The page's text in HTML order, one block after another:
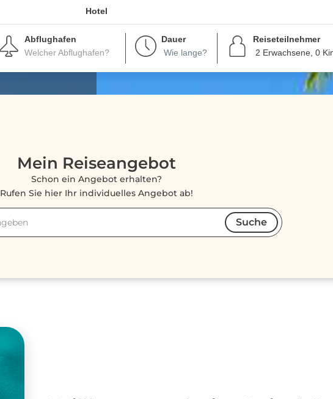
Hotel
Abflughafen
Welcher Abflughafen?
Dauer Reiseteilnehmer
Mein Reiseangebot
Schon ein Angebot erhalten?
Rufen Sie hier Ihr individuelles Angebot ab!
Suche